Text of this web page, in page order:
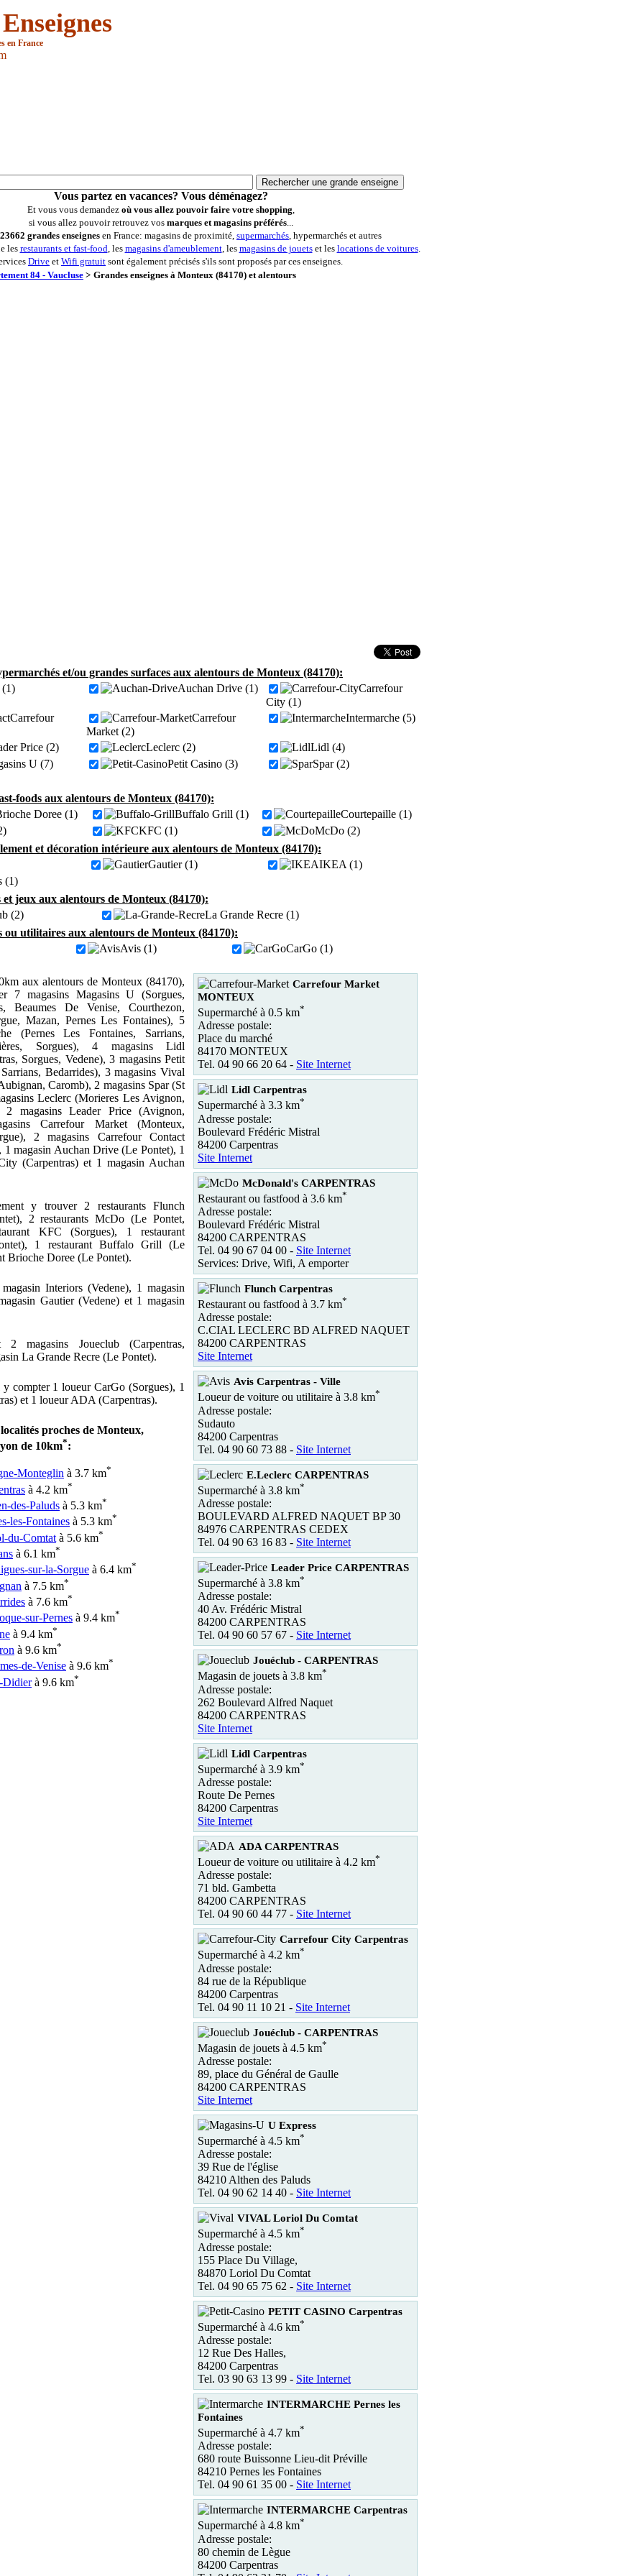
en France
Vous partez en vacances? Vous déménagez?
Et vous vous demandez où vous allez pouvoir faire votre shopping,
si vous allez pouvoir retrouvez vos marques et magasins préférés...
23662 grandes enseignes en France: magasins de proximité, supermarchés, hypermarchés et autres
les restaurants et fast-food, les magasins d'ameublement, les magasins de jouetset les locations de voitures.
Drive et Wifi gratuit sont également précisés s'ils sont proposés par ces enseignes.
84 - Vaucluse> Grandes enseignes à Monteux (84170) et alentours
et/ou grandes surfaces aux alentours de Monteux (84170):
(1)
Auchan Drive (1)
Carrefour
City (1)
Carrefour
Carrefour
Market (2)
Intermarche (5)
Price (2) Leclerc (2)
Lidl (4)
U (7)
Petit Casino (3)
Spar (2)
foods aux alentours de Monteux (84170):
Doree (1)
Buffalo Grill (1)
Courtepaille (1)
KFC (1)
McDo (2)
et décoration intérieure aux alentours de Monteux (84170):
Gautier (1)
IKEA (1)
(1)
et jeux aux alentours de Monteux (84170):
(2)
La Grande Recre (1)
ou utilitaires aux alentours de Monteux (84170):
Avis (1) CarGo (1)
aux alentours de Monteux (84170),
7 magasins Magasins U (Sorgues,
Beaumes De Venise, Courthezon,
Mazan, Pernes Les Fontaines), 5
(Pernes Les Fontaines, Sarrians,
Sorgues), 4 magasins Lidl
Sorgues, Vedene), 3 magasins Petit
Bedarrides), 3 magasins Vival
Caromb), 2 magasins Spar (St
Leclerc (Morieres Les Avignon,
2 magasins Leader Price (Avignon,
Carrefour Market (Monteux,
2 magasins Carrefour Contact
1 magasin Auchan Drive (Le Pontet), 1
(Carpentras) et 1 magasin Auchan
y trouver 2 restaurants Flunch
2 restaurants McDo (Le Pontet,
KFC (Sorgues), 1 restaurant
1 restaurant Buffalo Grill (Le
Brioche Doree (Le Pontet).
Interiors (Vedene), 1 magasin
Gautier (Vedene) et 1 magasin
magasins Joueclub (Carpentras,
La Grande Recre (Le Pontet).
compter 1 loueur CarGo (Sorgues), 1
et 1 loueur ADA (Carpentras).
proches de Monteux,
de 10km*:
Monteglin à 3.7 km*
à 4.2 km*
des-Paluds à 5.3 km*
les-Fontaines à 5.3 km*
du-Comtat à 5.6 km*
à 6.1 km*
sur-la-Sorgue à 6.4 km*
à 7.5 km*
à 7.6 km*
sur-Pernes à 9.4 km*
à 9.4 km*
à 9.6 km*
de-Venise à 9.6 km*
Didierà 9.6 km*
Carrefour Market
MONTEUX
Supermarché à 0.5 km*
Adresse postale:
Place du marché
84170 MONTEUX
Tel. 04 90 66 20 64 - Site Internet
Lidl Carpentras
Supermarché à 3.3 km*
Adresse postale:
Boulevard Frédéric Mistral
84200 Carpentras
Site Internet
McDonald's CARPENTRAS
Restaurant ou fastfood à 3.6 km*
Adresse postale:
Boulevard Frédéric Mistral
84200 CARPENTRAS
Tel. 04 90 67 04 00 - Site Internet
Services: Drive, Wifi, A emporter
Flunch Carpentras
Restaurant ou fastfood à 3.7 km*
Adresse postale:
C.CIAL LECLERC BD ALFRED NAQUET
84200 CARPENTRAS
Site Internet
Avis Carpentras - Ville
Loueur de voiture ou utilitaire à 3.8 km*
Adresse postale:
Sudauto
84200 Carpentras
Tel. 04 90 60 73 88 - Site Internet
E.Leclerc CARPENTRAS
Supermarché à 3.8 km*
Adresse postale:
BOULEVARD ALFRED NAQUET BP 30
84976 CARPENTRAS CEDEX
Tel. 04 90 63 16 83 - Site Internet
Leader Price CARPENTRAS
Supermarché à 3.8 km*
Adresse postale:
40 Av. Frédéric Mistral
84200 CARPENTRAS
Tel. 04 90 60 57 67 - Site Internet
Jouéclub - CARPENTRAS
Magasin de jouets à 3.8 km*
Adresse postale:
262 Boulevard Alfred Naquet
84200 CARPENTRAS
Site Internet
Lidl Carpentras
Supermarché à 3.9 km*
Adresse postale:
Route De Pernes
84200 Carpentras
Site Internet
ADA CARPENTRAS
Loueur de voiture ou utilitaire à 4.2 km*
Adresse postale:
71 bld. Gambetta
84200 CARPENTRAS
Tel. 04 90 60 44 77 - Site Internet
Carrefour City Carpentras
Supermarché à 4.2 km*
Adresse postale:
84 rue de la République
84200 Carpentras
Tel. 04 90 11 10 21 - Site Internet
Jouéclub - CARPENTRAS
Magasin de jouets à 4.5 km*
Adresse postale:
89, place du Général de Gaulle
84200 CARPENTRAS
Site Internet
U Express
Supermarché à 4.5 km*
Adresse postale:
39 Rue de l'église
84210 Althen des Paluds
Tel. 04 90 62 14 40 - Site Internet
VIVAL Loriol Du Comtat
Supermarché à 4.5 km*
Adresse postale:
155 Place Du Village,
84870 Loriol Du Comtat
Tel. 04 90 65 75 62 - Site Internet
PETIT CASINO Carpentras
Supermarché à 4.6 km*
Adresse postale:
12 Rue Des Halles,
84200 Carpentras
Tel. 03 90 63 13 99 - Site Internet
INTERMARCHE Pernes les
Fontaines
Supermarché à 4.7 km*
Adresse postale:
680 route Buissonne Lieu-dit Préville
84210 Pernes les Fontaines
Tel. 04 90 61 35 00 - Site Internet
INTERMARCHE Carpentras
Supermarché à 4.8 km*
Adresse postale:
80 chemin de Lègue
84200 Carpentras